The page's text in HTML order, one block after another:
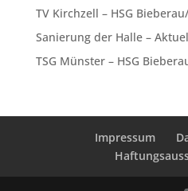
TV Kirchzell – HSG
Sanierung der Halle –
TSG Münster – HSG
Impressum